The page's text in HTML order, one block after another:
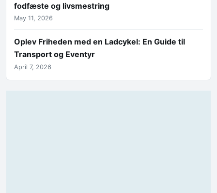
fodfæste og livsmestring
May 11, 2026
Oplev Friheden med en Ladcykel: En Guide til
Transport og Eventyr
April 7, 2026